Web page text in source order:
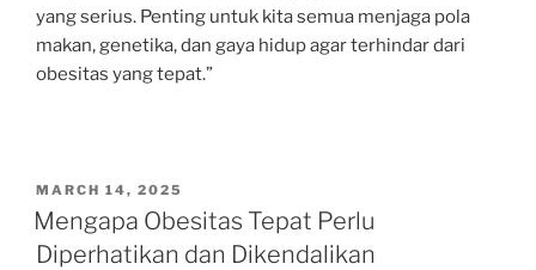
yang serius. Penting untuk kita semua menjaga pola
makan, genetika, dan gaya hidup agar terhindar dari
obesitas yang tepat.”
POSTED
ON
MARCH 14, 2025
Mengapa Obesitas Tepat Perlu
Diperhatikan dan Dikendalikan